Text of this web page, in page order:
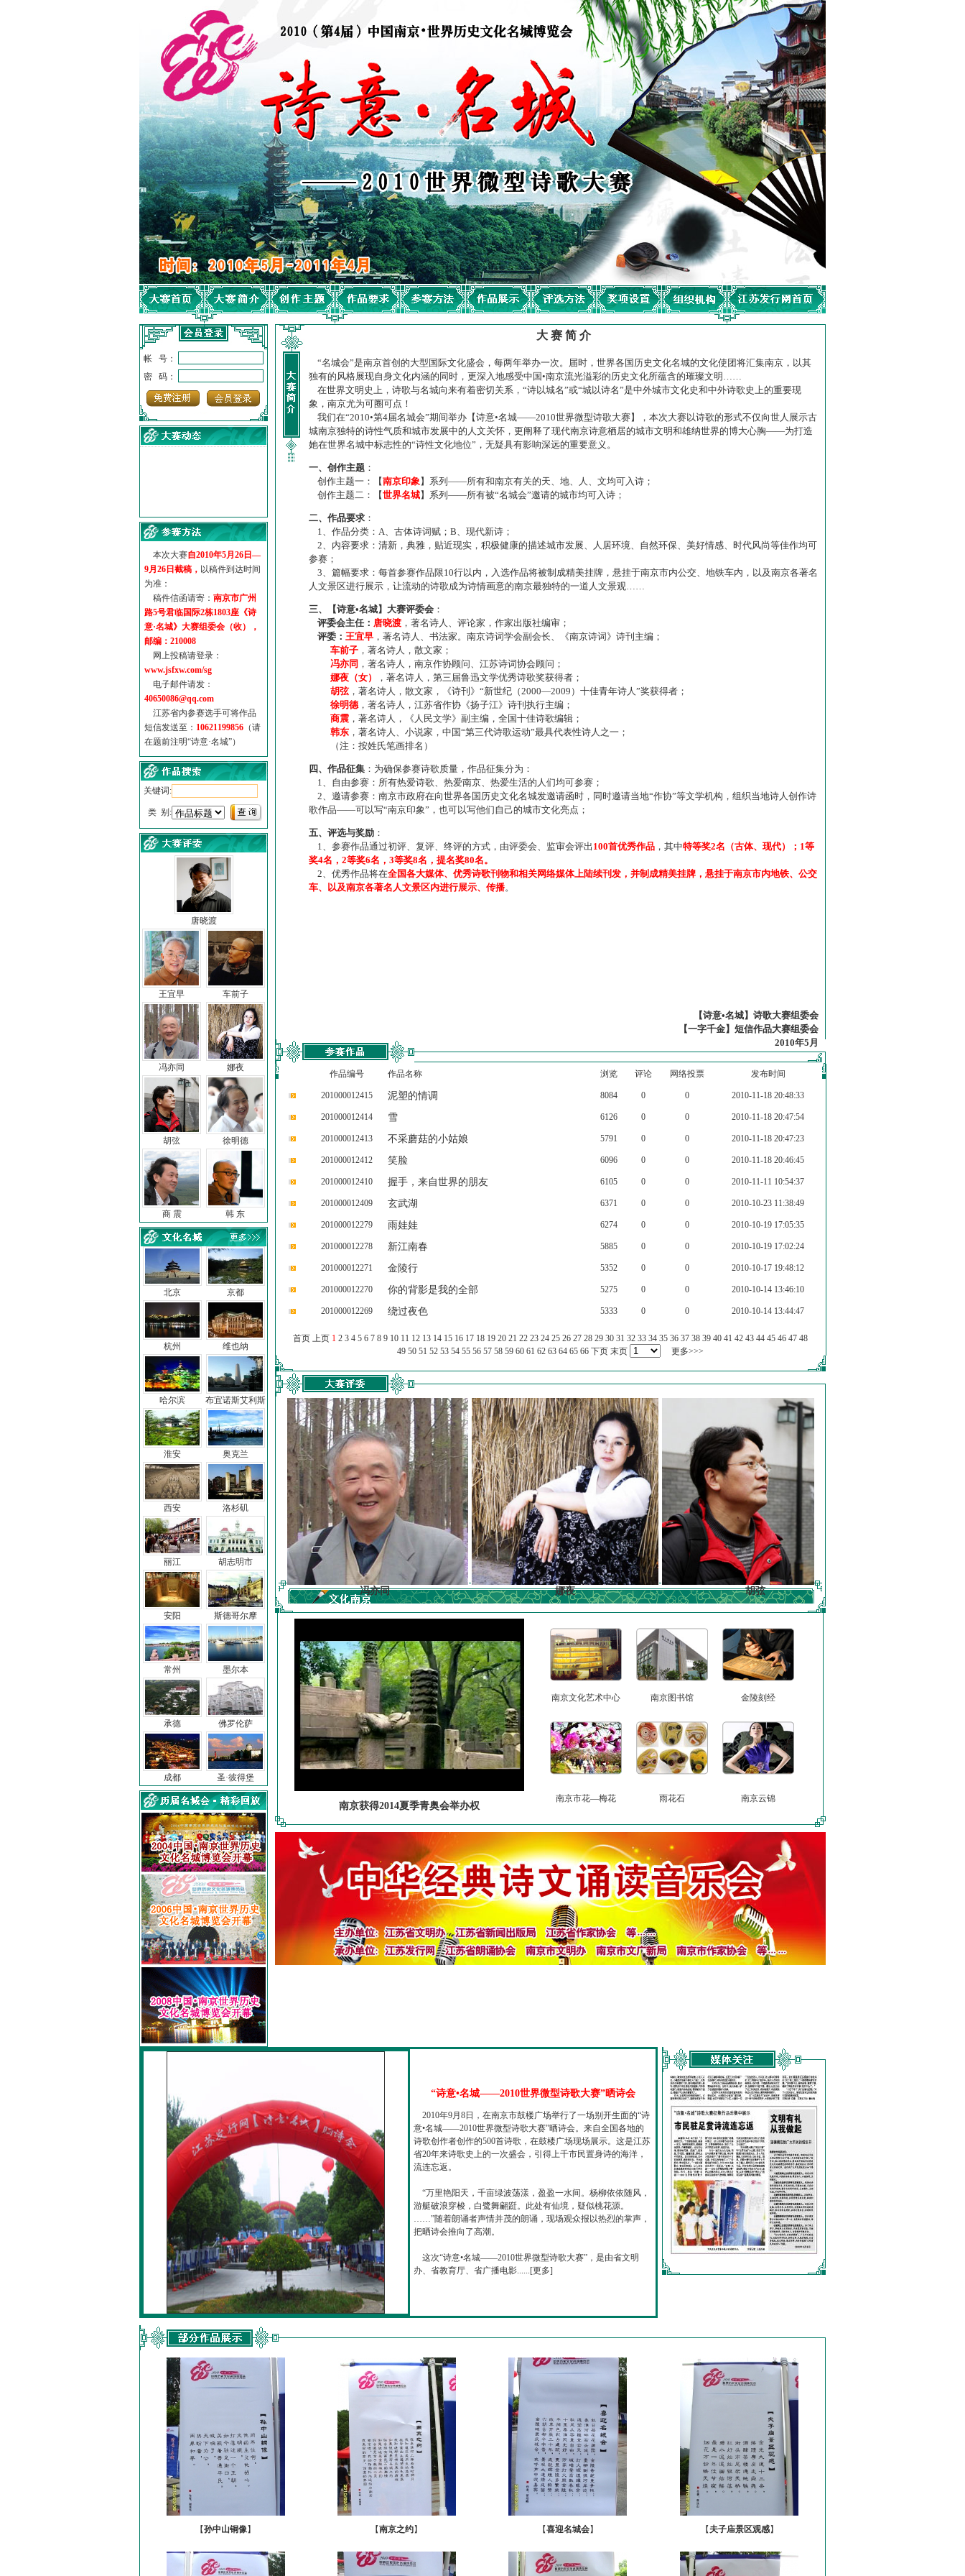
帐 号：
密 码：
·【诗意·名城】地铁展示作...
诗意名城·地铁时间
地铁完美呈现【诗意·名城...
参赛作品多达5000多首
“诗意·名城”晒诗会
特别通知--致广大诗词爱好...
本次大赛自2010年5月26日—
9月26日截稿， 以稿件到达时间
为准：
稿件信函请寄： 南京市广州
路5号君临国际2栋1803座《诗
意·名城》大赛组委会（收），
邮编：210008
网上投稿请登录：
www.jsfxw.com/sg
电子邮件请发：
40650086@qq.com
江苏省内参赛选手可将作品
短信发送至： 10621199856 （请
在题前注明“诗意·名城”）
关键词:
类 别:
唐晓渡
王宜早 车前子
冯亦同 娜夜
胡弦 徐明德
商 震 韩 东
北京
杭州
哈尔滨
淮安
西安
丽江
安阳
常州
承德
成都
京都
维也纳
布宜诺斯艾利斯
奥克兰
洛杉矶
胡志明市
斯德哥尔摩
墨尔本
佛罗伦萨
圣·彼得堡
大 赛 简 介
“名城会”是南京首创的大型国际文化盛会，每两年举办一次。届时，世界各国历史文化名城的文化使团将汇集南京，以其
独有的风格展现自身文化内涵的同时，更深入地感受中国•南京流光溢彩的历史文化所蕴含的璀璨文明……
在世界文明史上，诗歌与名城向来有着密切关系，“诗以城名”或“城以诗名”是中外城市文化史和中外诗歌史上的重要现
象，南京尤为可圈可点！
我们在“2010•第4届名城会”期间举办【诗意•名城——2010世界微型诗歌大赛】，本次大赛以诗歌的形式不仅向世人展示古
城南京独特的诗性气质和城市发展中的人文关怀，更阐释了现代南京诗意栖居的城市文明和雄纳世界的博大心胸——为打造
她在世界名城中标志性的“诗性文化地位”，无疑具有影响深远的重要意义。
一、创作主题 ：
创作主题一：【南京印象】系列——所有和南京有关的天、地、人、文均可入诗；
创作主题二：【世界名城】系列——所有被“名城会”邀请的城市均可入诗；
二、作品要求 ：
1、作品分类：A、古体诗词赋；B、现代新诗；
2、内容要求：清新，典雅，贴近现实，积极健康的描述城市发展、人居环境、自然环保、美好情感、时代风尚等佳作均可
参赛；
3、篇幅要求：每首参赛作品限10行以内，入选作品将被制成精美挂牌，悬挂于南京市内公交、地铁车内，以及南京各著名
人文景区进行展示，让流动的诗歌成为诗情画意的南京最独特的一道人文景观……
三、【诗意•名城】大赛评委会 ：
评委会主任： 唐晓渡 ，著名诗人、评论家，作家出版社编审；
评委： 王宜早 ，著名诗人、书法家。南京诗词学会副会长、《南京诗词》诗刊主编；
车前子 ，著名诗人，散文家；
冯亦同 ，著名诗人，南京作协顾问、江苏诗词协会顾问；
娜夜（女）
，著名诗人，第三届鲁迅文学优秀诗歌奖获得者；
胡弦，著名诗人，散文家，《诗刊》“新世纪（2000—2009）十佳青年诗人”奖获得者；
徐明德，著名诗人，江苏省作协《扬子江》诗刊执行主编；
商震 ，著名诗人，《人民文学》副主编，全国十佳诗歌编辑；
韩东 ，著名诗人、小说家，中国“第三代诗歌运动”最具代表性诗人之一；
（注：按姓氏笔画排名）
四、作品征集 ：为确保参赛诗歌质量，作品征集分为：
1、自由参赛：所有热爱诗歌、热爱南京、热爱生活的人们均可参赛；
2、邀请参赛：南京市政府在向世界各国历史文化名城发邀请函时，同时邀请当地“作协”等文学机构，组织当地诗人创作诗
歌作品——可以写“南京印象”，也可以写他们自己的城市文化亮点；
五、评选与奖励 ：
1、参赛作品通过初评、复评、终评的方式，由评委会、监审会评出 100首优秀作品 ，其中特等奖2名（古体、现代）；1等
奖4名，2等奖6名，3等奖8名，提名奖80名。
2、优秀作品将在全国各大媒体、优秀诗歌刊物和相关网络媒体上陆续刊发，并制成精美挂牌，悬挂于南京市内地铁、公交
车、以及南京各著名人文景区内进行展示、传播。
【诗意•名城】诗歌大赛组委会
【一字千金】短信作品大赛组委会
2010年5月
作品编号 作品名称 浏览 评论 网络投票 发布时间
201000012415 泥塑的情调 8084 0 0 2010-11-18 20:48:33
201000012414 雪 6126 0 0 2010-11-18 20:47:54
201000012413 不采蘑菇的小姑娘 5791 0 0 2010-11-18 20:47:23
201000012412 笑脸 6096 0 0 2010-11-18 20:46:45
201000012410 握手，来自世界的朋友 6105 0 0 2010-11-11 10:54:37
201000012409 玄武湖 6371 0 0 2010-10-23 11:38:49
201000012279 雨娃娃 6274 0 0 2010-10-19 17:05:35
201000012278 新江南春 5885 0 0 2010-10-19 17:02:24
201000012271 金陵行 5352 0 0 2010-10-17 19:48:12
201000012270 你的背影是我的全部 5275 0 0 2010-10-14 13:46:10
201000012269 绕过夜色 5333 0 0 2010-10-14 13:44:47
首页 上页 1 2 3 4 5 6 7 8 9 10 11 12 13 14 15 16 17 18 19 20 21 22 23 24 25 26 27 28 29 30 31 32 33 34 35 36 37 38 39 40 41 42 43 44 45 46 47 48
49 50 51 52 53 54 55 56 57 58 59 60 61 62 63 64 65 66 下页 末页 更多>>>
车前子 冯亦同 娜夜 胡弦
南京文化艺术中心 南京图书馆 金陵刻经
南京市花—梅花 雨花石 南京云锦
南京获得2014夏季青奥会举办权
“诗意•名城——2010世界微型诗歌大赛”晒诗会
2010年9月8日，在南京市鼓楼广场举行了一场别开生面的“诗
意•名城——2010世界微型诗歌大赛”晒诗会。来自全国各地的
诗歌创作者创作的500首诗歌，在鼓楼广场现场展示。这是江苏
省20年来诗歌史上的一次盛会，引得上千市民置身诗的海洋，
流连忘返。
“万里艳阳天，千亩绿波荡漾，盈盈一水间。杨柳依依随风，
游艇破浪穿梭，白鹭舞翩跹。此处有仙境，疑似桃花源。
……”随着朗诵者声情并茂的朗诵，现场观众报以热烈的掌声，
把晒诗会推向了高潮。
这次“诗意•名城——2010世界微型诗歌大赛”，是由省文明
办、省教育厅、省广播电影......[更多]
【孙中山铜像】 【南京之约】 【喜迎名城会】 【夫子庙景区观感】